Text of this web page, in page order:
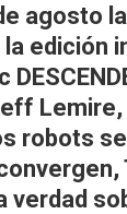
agosto
edición
Lemire,
robots
verdad